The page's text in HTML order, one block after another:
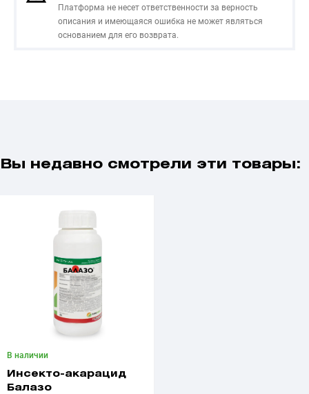
Платформа не несет ответственности за верность
описания и имеющаяся ошибка не может являться
основанием для его возврата.
Вы недавно смотрели эти товары:
В наличии
Инсекто-акарацид
Балазо